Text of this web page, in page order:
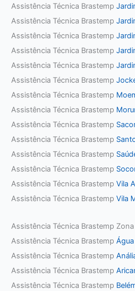
Assistência Técnica Brastemp
Assistência Técnica Brastemp
Assistência Técnica Brastemp
Assistência Técnica Brastemp
Assistência Técnica Brastemp
Assistência Técnica Brastemp
Assistência Técnica Brastemp
Assistência Técnica Brastemp
Assistência Técnica Brastemp
Assistência Técnica Brastemp
Assistência Técnica Brastemp
Assistência Técnica Brastemp
Assistência Técnica BrastempVila
Assistência Técnica BrastempVila
Assistência Técnica Brastemp
Assistência Técnica Brastemp
Assistência Técnica Brastemp
Assistência Técnica Brastemp
Assistência Técnica Brastemp